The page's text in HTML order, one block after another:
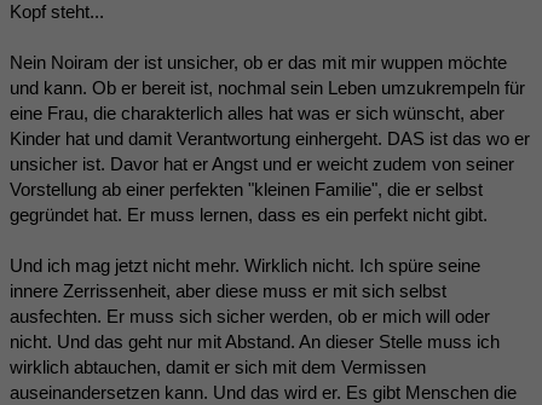
Kopf steht...
Nein Noiram der ist unsicher, ob er das mit mir wuppen möchte
und kann. Ob er bereit ist, nochmal sein Leben umzukrempeln für
eine Frau, die charakterlich alles hat was er sich wünscht, aber
Kinder hat und damit Verantwortung einhergeht. DAS ist das wo er
unsicher ist. Davor hat er Angst und er weicht zudem von seiner
Vorstellung ab einer perfekten "kleinen Familie", die er selbst
gegründet hat. Er muss lernen, dass es ein perfekt nicht gibt.
Und ich mag jetzt nicht mehr. Wirklich nicht. Ich spüre seine
innere Zerrissenheit, aber diese muss er mit sich selbst
ausfechten. Er muss sich sicher werden, ob er mich will oder
nicht. Und das geht nur mit Abstand. An dieser Stelle muss ich
wirklich abtauchen, damit er sich mit dem Vermissen
auseinandersetzen kann. Und das wird er. Es gibt Menschen die